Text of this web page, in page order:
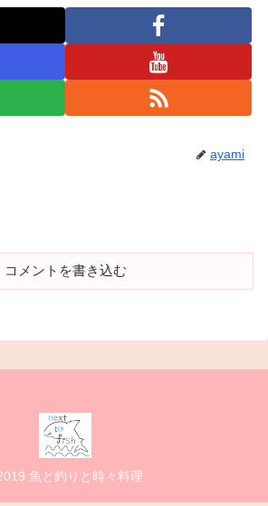
ayami
コメントを書き込む
魚と釣りと時々料理.